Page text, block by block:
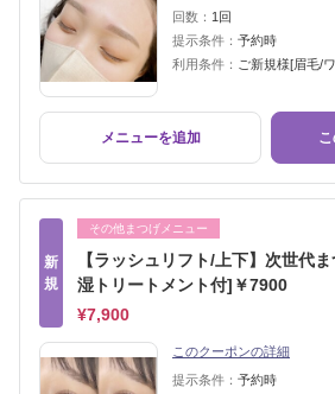
回数： 1回
提示条件： 予約時
利用条件： ご新規様[眉毛/
メニューを追加
新
規
その他まつげメニュー
【ラッシュリフト/上下】次世代
湿トリートメント付]￥7900
¥7,900
このクーポンの詳細
提示条件： 予約時